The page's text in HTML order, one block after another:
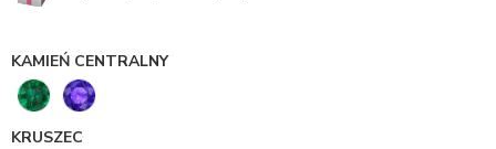
KAMIEŃ CENTRALNY
KRUSZEC